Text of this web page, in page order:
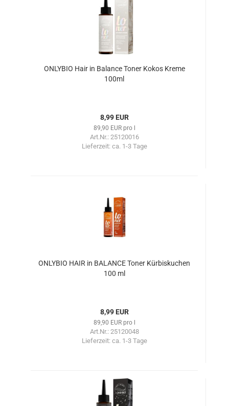
ONLYBIO Hair in Balance Toner Kokos Kreme
100ml
8,99 EUR
89,90 EUR pro l
Art.Nr.: 25120016
Lieferzeit: ca. 1-3 Tage
ONLYBIO HAIR in BALANCE Toner Kürbiskuchen
100 ml
8,99 EUR
89,90 EUR pro l
Art.Nr.: 25120048
Lieferzeit: ca. 1-3 Tage